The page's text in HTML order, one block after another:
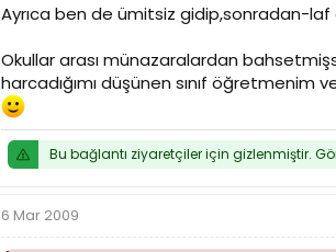
Ayrıca ben de ümitsiz gidip,sonradan-laf
Okullar arası münazaralardan
harcadığımı düşünen sınıf öğretmenim
Bu bağlantı ziyaretçiler için gizlenmiştir.
6 Mar 2009